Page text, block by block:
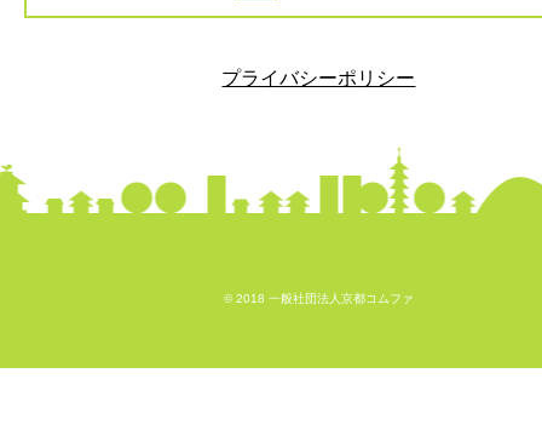
プライバシーポリシー
© 2018 一般社団法人京都コムファ